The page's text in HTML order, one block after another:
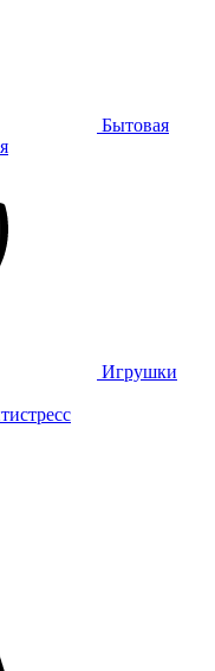
Бытовая
Игрушки